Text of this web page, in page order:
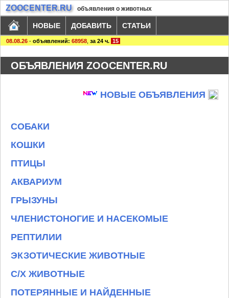
ZOOCENTER.RU объявления о животных
НОВЫЕ ДОБАВИТЬ СТАТЬИ
08.08.26 - объявлений: 68958 за 24 ч. 15
ОБЪЯВЛЕНИЯ ZOOCENTER.RU
НОВЫЕ ОБЪЯВЛЕНИЯ
СОБАКИ
КОШКИ
ПТИЦЫ
АКВАРИУМ
ГРЫЗУНЫ
ЧЛЕНИСТОНОГИЕ И НАСЕКОМЫЕ
РЕПТИЛИИ
ЭКЗОТИЧЕСКИЕ ЖИВОТНЫЕ
С/Х ЖИВОТНЫЕ
ПОТЕРЯННЫЕ И НАЙДЕННЫЕ